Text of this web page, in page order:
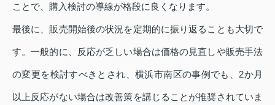
ことで、購入検討の導線が格段に良くなります。
最後に、販売開始後の状況を定期的に振り返ることも大切で
す。一般的に、反応が乏しい場合は価格の見直しや販売手法
の変更を検討すべきとされ、横浜市南区の事例でも、2か月
以上反応がない場合は改善策を講じることが推奨されていま